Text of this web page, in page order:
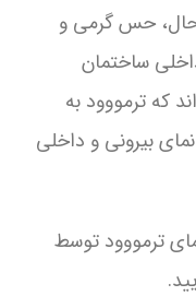
حس گرمی و
ساختمان
که ترمووود به
بیرونی و داخلی
ترمووود توسط